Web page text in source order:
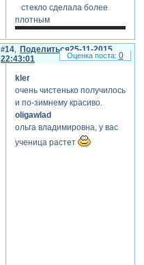
стекло сделала более
плотным
Поделиться
14
25-11-2015
22:43:01
kler
очень чистенько получилось
и по-зимнему красиво.
oligawlad
ольга владимировна, у вас
ученица растет
0